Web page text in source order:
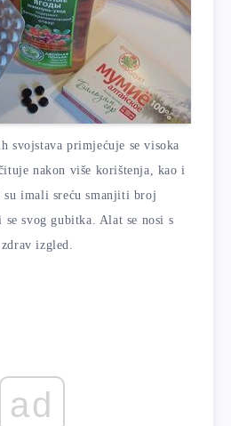
svojstava primjećuje se visoka
nakon više korištenja, kao i
su imali sreću smanjiti broj
svog gubitka. Alat se nosi s
izgled.
ad